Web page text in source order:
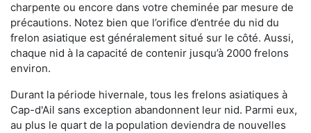
charpente ou encore dans votre cheminée par mesure de
précautions. Notez bien que l’orifice d’entrée du nid du
frelon asiatique est généralement situé sur le côté. Aussi,
chaque nid à la capacité de contenir jusqu’à 2000 frelons
environ.
Durant la période hivernale, tous les frelons asiatiques à
Cap-d'Ail sans exception abandonnent leur nid. Parmi eux,
au plus le quart de la population deviendra de nouvelles